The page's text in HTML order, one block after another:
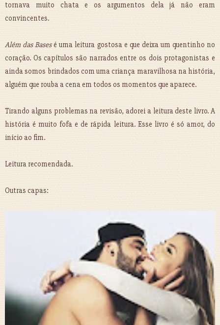
tornava muito chata e os argumentos dela já não eram
convincentes.
Além das Basesé uma leitura gostosa e que deixa um quentinho no
coração. Os capítulos são narrados entre os dois protagonistas e
ainda somos brindados com uma criança maravilhosa na história,
alguém que rouba a cena em todos os momentos que aparece.
Tirando alguns problemas na revisão, adorei a leitura deste livro. A
história é muito fofa e de rápida leitura. Esse livro é só amor, do
início ao fim.
Leitura recomendada.
Outras capas: